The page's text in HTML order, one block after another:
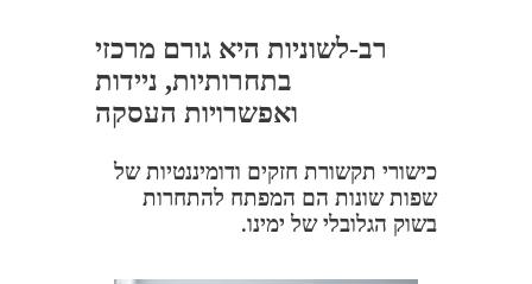
רב-לשוניות היא גורם מרכזי
בתחרותיות, ניידות
ואפשרויות העסקה
כישורי תקשורת חזקים ודומיננטיות של
שפות שונות הם המפתח להתחרות
בשוק הגלובלי של ימינו.